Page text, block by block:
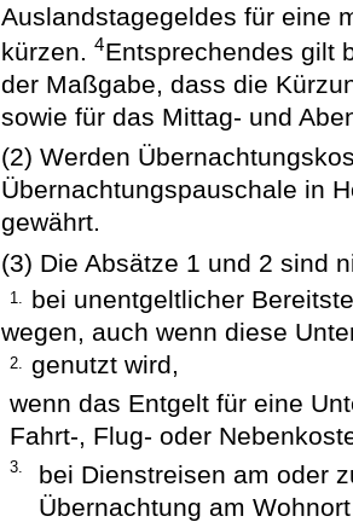
Auslandstagegeldes für eine
kürzen.4Entsprechendes gilt
der Maßgabe, dass die
sowie für das Mittag- und
(2) Werden
Übernachtungspauschale in
gewährt.
(3) Die Absätze 1 und 2 sind
1.
bei unentgeltlicher
wegen, auch wenn diese
genutzt wird,
2.
wenn das Entgelt für eine
Fahrt-, Flug- oder
3.
bei Dienstreisen am oder
Übernachtung am